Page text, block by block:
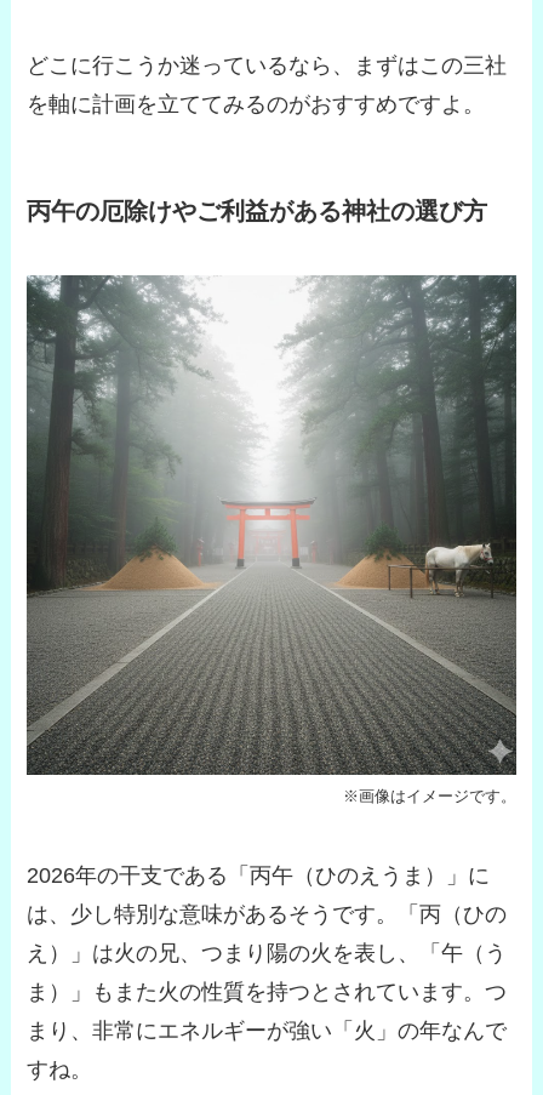
どこに行こうか迷っているなら、まずはこの三社
を軸に計画を立ててみるのがおすすめですよ。
丙午の厄除けやご利益がある神社の選び方
※画像はイメージです。
2026年の干支である「丙午（ひのえうま）」に
は、少し特別な意味があるそうです。「丙（ひの
え）」は火の兄、つまり陽の火を表し、「午（う
ま）」もまた火の性質を持つとされています。つ
まり、非常にエネルギーが強い「火」の年なんで
すね。